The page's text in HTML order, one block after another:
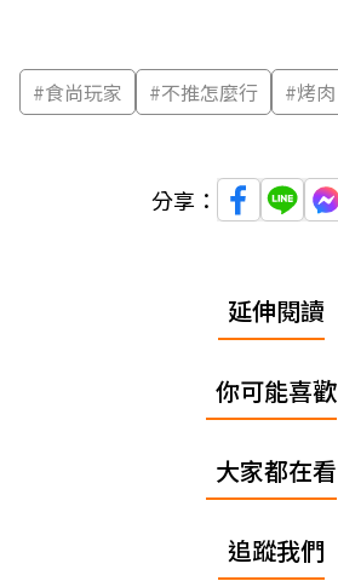
#食尚玩家 #不推怎麼行 #烤肉
分享：
延伸閱讀
你可能喜歡
大家都在看
追蹤我們